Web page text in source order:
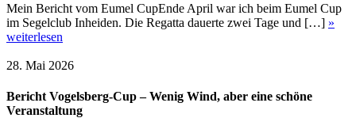
Mein Bericht vom Eumel CupEnde April war ich beim Eumel Cup
im Segelclub Inheiden. Die Regatta dauerte zwei Tage und […] »
weiterlesen
28. Mai 2026
Bericht Vogelsberg-Cup – Wenig Wind, aber eine schöne
Veranstaltung